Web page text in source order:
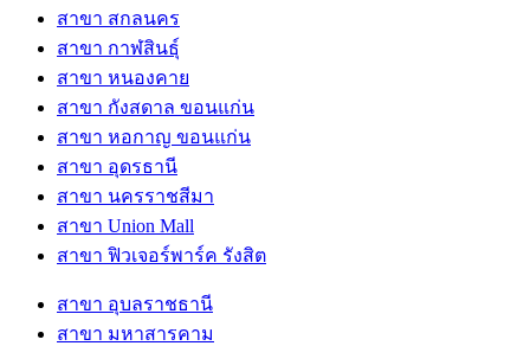
สาขา สกลนคร
สาขา กาฬสินธุ์
สาขา หนองคาย
สาขา กังสดาล ขอนแก่น
สาขา หอกาญ ขอนแก่น
สาขา อุดรธานี
สาขา นครราชสีมา
สาขา Union Mall
สาขา ฟิวเจอร์พาร์ค รังสิต
สาขา อุบลราชธานี
สาขา มหาสารคาม